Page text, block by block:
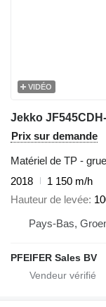
VIDÉO
Prix sur demande
Matériel de TP -
2018
1 150 m/h
Hauteur de levée
Pays-Bas,
PFEIFER Sales BV